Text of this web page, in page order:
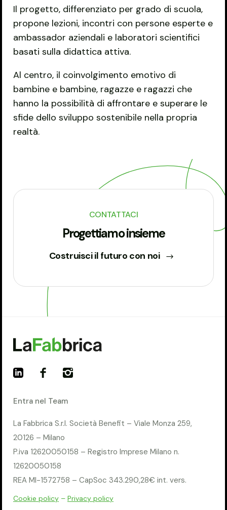
Il progetto, differenziato per grado di scuola,
propone lezioni, incontri con persone esperte e
ambassador aziendali e laboratori scientifici
basati sulla didattica attiva.
Al centro, il coinvolgimento emotivo di
bambine e bambine, ragazze e ragazzi che
hanno la possibilità di affrontare e superare le
sfide dello sviluppo sostenibile nella propria
realtà.
CONTATTACI
Progettiamo insieme
Costruisci il futuro con noi
Entra nel Team
La Fabbrica S.r.l. Società Benefit – Viale Monza 259,
20126 – Milano
P.iva 12620050158 – Registro Imprese Milano n.
12620050158
REA MI-1572758 – CapSoc 343.290,28€ int. vers.
Cookie policy – Privacy policy